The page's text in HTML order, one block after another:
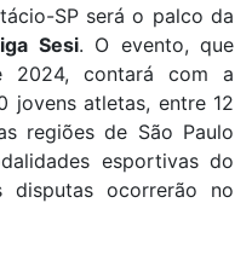
SP será o palco da
Sesi. O evento, que
2024, contará com a
jovens atletas, entre 12
regiões de São Paulo
esportivas do
disputas ocorrerão no